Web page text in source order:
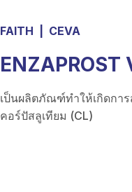
FAITH CEVA
ENZAPROST
เป็นผลิตภัณฑ์ทำให้เกิดกา
คอร์ปัสลูเทียม (CL)